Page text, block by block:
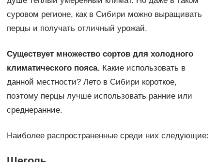
суровом регионе, как в Сибири можно выращивать
перцы и получать отличный урожай.
Существует множество сортов для холодного
климатического пояса. Какие использовать в
данной местности? Лето в Сибири короткое,
поэтому перцы лучше использовать ранние или
среднеранние.
Наиболее распространенные среди них следующие: